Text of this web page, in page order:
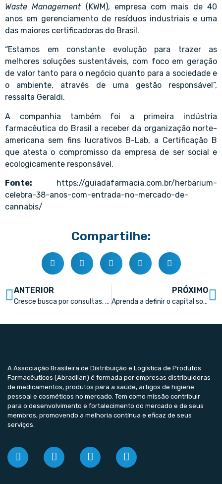
Waste Management(KWM), empresa com mais de 40
anos em gerenciamento de resíduos industriais e uma
das maiores certificadoras do Brasil.
“Estamos em constante evolução para trazer as
melhores soluções sustentáveis, com foco em geração
de valor tanto para o negócio quanto para a sociedade e
o ambiente, através de uma gestão responsável”,
ressalta Geraldi.
A companhia também foi a primeira indústria
farmacêutica do Brasil a receber da organização norte-
americana sem fins lucrativos B-Lab, a Certificação B
que atesta o compromisso da empresa de ser social e
ecologicamente responsável.
Fonte: https://guiadafarmacia.com.br/herbarium-
celebra-38-anos-com-entrada-no-mercado-de-
cannabis/
Compartilhe:
ANTERIOR
Cresce busca por consultas, vacinas e exames rápidos em farmácias do Brasil
PRÓXIMO
Aprenda a definir o capital social da sua empresa
A Associação Brasileira de Distribuição e Logística de Produtos
Farmacêuticos (Abradilan) é formada por empresas distribuidoras
de medicamentos, produtos para a saúde, artigos de higiene
pessoal e cosméticos no mercado. Tem como missão contribuir
para o desenvolvimento e fortalecimento do mercado e de seus
membros, promovendo a melhoria contínua e eficaz de seus
serviços.